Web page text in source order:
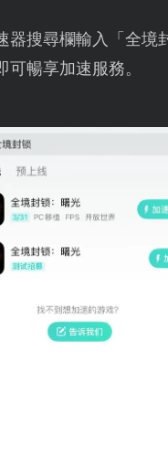
器搜尋欄輸入「全境
暢享加速服務。